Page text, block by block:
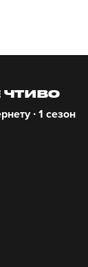
ЧТИВО
∙ 1 сезон